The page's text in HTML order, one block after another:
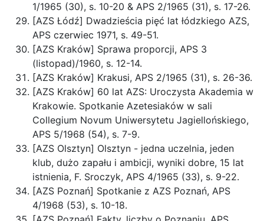
1/1965 (30), s. 10-20 & APS 2/1965 (31), s. 17-26.
[AZS Łódź] Dwadzieścia pięć lat łódzkiego AZS,
APS czerwiec 1971, s. 49-51.
[AZS Kraków] Sprawa proporcji, APS 3
(listopad)/1960, s. 12-14.
[AZS Kraków] Krakusi, APS 2/1965 (31), s. 26-36.
[AZS Kraków] 60 lat AZS: Uroczysta Akademia w
Krakowie. Spotkanie Azetesiaków w sali
Collegium Novum Uniwersytetu Jagiellońskiego,
APS 5/1968 (54), s. 7-9.
[AZS Olsztyn] Olsztyn - jedna uczelnia, jeden
klub, dużo zapału i ambicji, wyniki dobre, 15 lat
istnienia, F. Sroczyk, APS 4/1965 (33), s. 9-22.
[AZS Poznań] Spotkanie z AZS Poznań, APS
4/1968 (53), s. 10-18.